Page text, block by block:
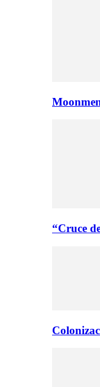
“Cruce